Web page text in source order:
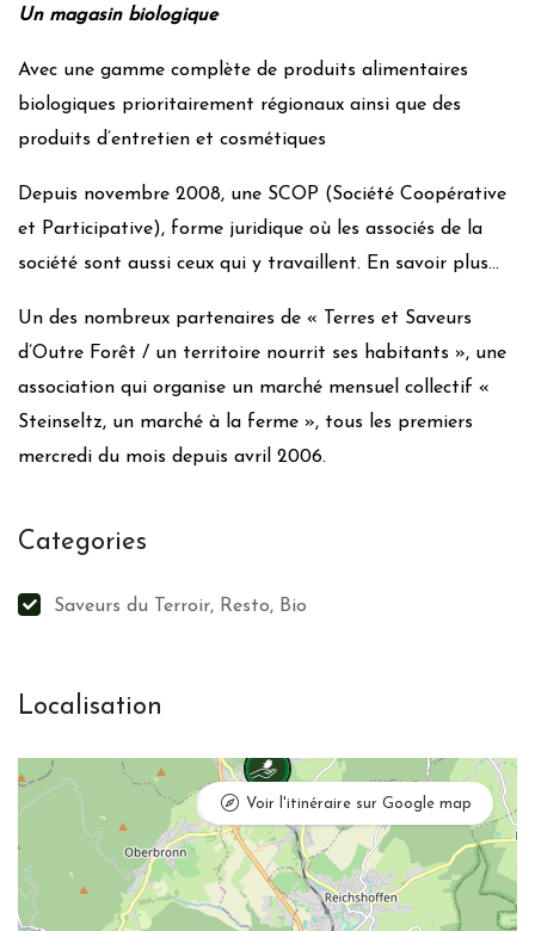
Un magasin biologique
Avec une gamme complète de produits alimentaires
biologiques prioritairement régionaux ainsi que des
produits d’entretien et cosmétiques
Depuis novembre 2008, une SCOP (Société Coopérative
et Participative), forme juridique où les associés de la
société sont aussi ceux qui y travaillent. En savoir plus…
Un des nombreux partenaires de « Terres et Saveurs
d’Outre Forêt / un territoire nourrit ses habitants », une
association qui organise un marché mensuel collectif «
Steinseltz, un marché à la ferme », tous les premiers
mercredi du mois depuis avril 2006.
Categories
Saveurs du Terroir, Resto, Bio
Localisation
Mettre à jour
Voir l'itinéraire sur Google map